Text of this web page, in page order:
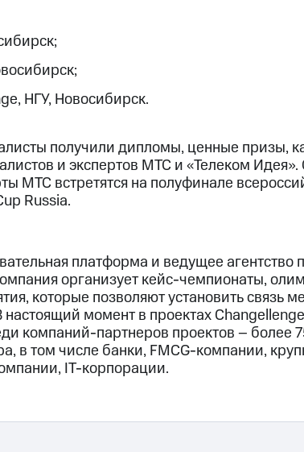
НГУ, Новосибирск.
получили дипломы, ценные призы,
и экспертов МТС и «Телеком
МТС встретятся на полуфинале
Russia.
платформа и ведущее агентство
организует кейс-чемпионаты,
которые позволяют установить связь
момент в проектах Changellenge
компаний-партнеров проектов – более
в том числе банки, FMCG-компании,
IT-корпорации.